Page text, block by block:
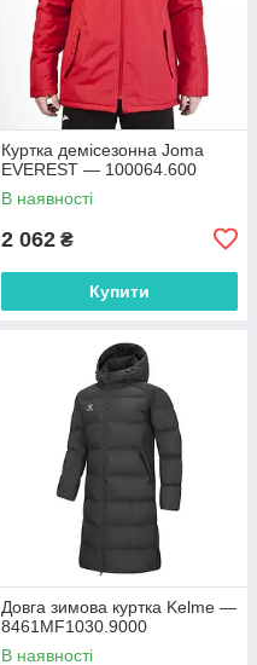
Куртка демісезонна Joma
EVEREST — 100064.600
В наявності
2 062 ₴
Купити
Довга зимова куртка Kelme —
8461MF1030.9000
В наявності